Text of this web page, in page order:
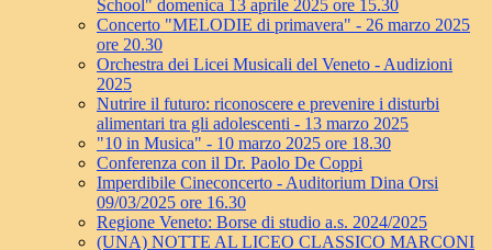
School" domenica 13 aprile 2025 ore 15.30
Concerto "MELODIE di primavera" - 26 marzo 2025
ore 20.30
Orchestra dei Licei Musicali del Veneto - Audizioni
2025
Nutrire il futuro: riconoscere e prevenire i disturbi
alimentari tra gli adolescenti - 13 marzo 2025
"10 in Musica" - 10 marzo 2025 ore 18.30
Conferenza con il Dr. Paolo De Coppi
Imperdibile Cineconcerto - Auditorium Dina Orsi
09/03/2025 ore 16.30
Regione Veneto: Borse di studio a.s. 2024/2025
(UNA) NOTTE AL LICEO CLASSICO MARCONI